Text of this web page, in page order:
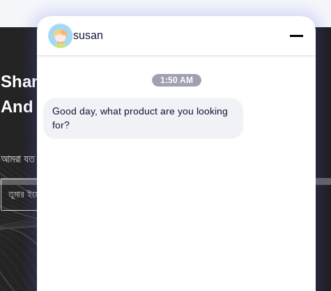
Shanghai Cheng Xing Machinery
And Electronics Co., Ltd.
আমরা যত তাড়াতাড়ি সম্ভব আপনার কাছে ফিরে আসব।
susan
1:50 AM
Good day, what product are you looking
for?